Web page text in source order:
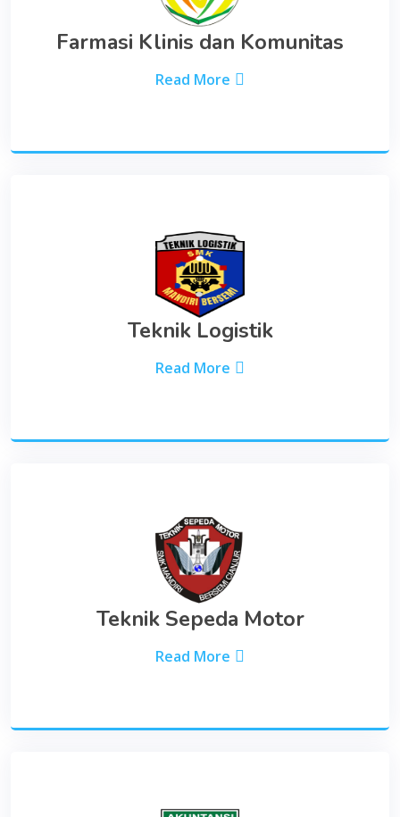
Farmasi Klinis dan Komunitas
Read More
Teknik Logistik
Read More
Teknik Sepeda Motor
Read More